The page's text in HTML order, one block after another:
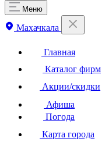
Меню
Махачкала
Главная
Каталог фирм
Акции/скидки
Афиша
Погода
Карта города